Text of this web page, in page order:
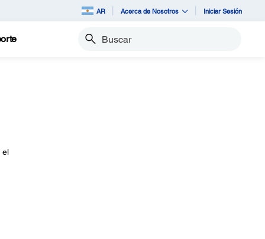
AR Acerca de Nosotros Iniciar Sesión
Buscar
el